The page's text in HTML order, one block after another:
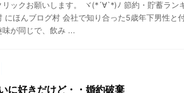
リックお願いします。 ヾ(*´∀`*)ﾉ 節約・貯蓄ラン
にほんブログ村 会社で知り合った5歳年下男性と
味が同じで、飲み ...
に好きだけど・・婚約破棄